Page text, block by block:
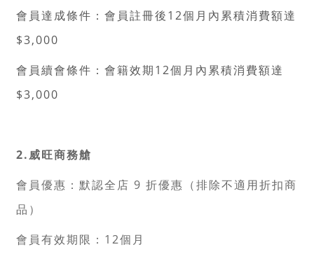
會員達成條件：會員註冊後12個月內累積消費額達
$3,000
會員續會條件：會籍效期12個月內累積消費額達
$3,000
2.威旺商務艙
會員優惠：默認全店 9 折優惠（排除不適用折扣商
品）
會員有效期限：12個月